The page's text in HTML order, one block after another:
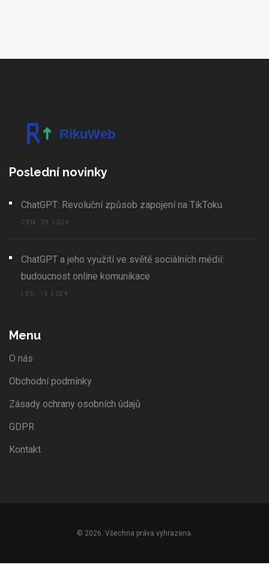
Poslední novinky
ChatGPT: Revoluční způsob zapojení na TikToku
ČEN, 29 2024
ChatGPT a jeho využití ve světě sociálních médií:
budoucnost online komunikace
LED, 16 2024
Menu
O nás
Obchodní podmínky
Zásady ochrany osobních údajů
GDPR
Kontakt
© 2026. Všechna práva vyhrazena.